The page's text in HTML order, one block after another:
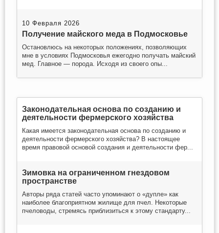
10 Февраля 2026
Получение майского меда в Подмосковье
Остановлюсь на некоторых положениях, позволяющих
мне в условиях Подмосковья ежегодно получать майский
мед. Главное — порода. Исходя из своего опы...
Законодательная основа по созданию и
деятельности фермерского хозяйства
Какая имеется законодательная основа по созданию и
деятельности фермерского хозяйства? В настоящее
время правовой основой создания и деятельности фер...
Зимовка на ограниченном гнездовом
пространстве
Авторы ряда статей часто упоминают о «дупле» как
наиболее благоприятном жилище для пчел. Некоторые
пчеловоды, стремясь приблизиться к этому стандарту...